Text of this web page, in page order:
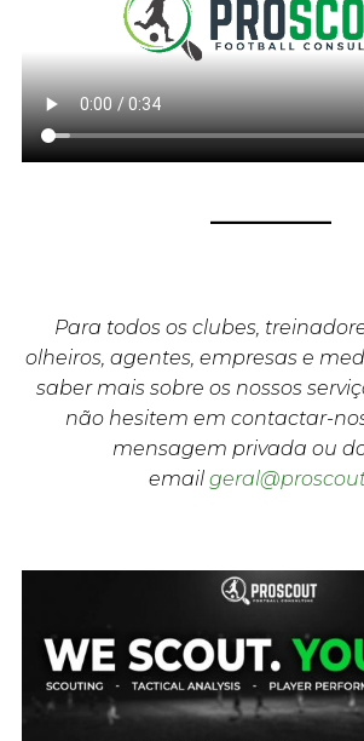
Para todos os clubes,
olheiros, agentes, empresas e
saber mais sobre os nossos
não hesitem em contactar-
mensagem privada ou
email